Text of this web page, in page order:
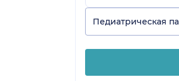
Педиатрическая